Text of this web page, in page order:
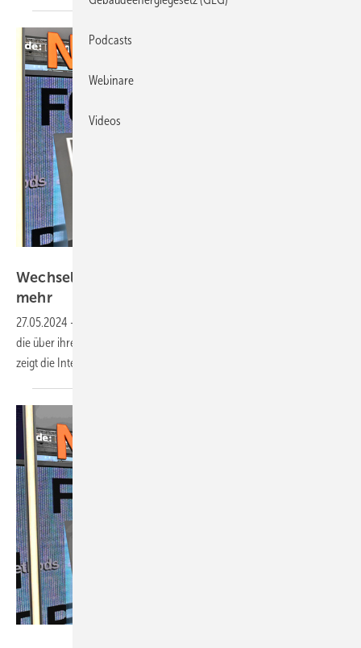
Wechselrichter: Neueste Geräte können immer
mehr
27.05.2024 -
die über ihren ursprünglichen Zweck hinausgehen. Welche das sind,
zeigt die Intersolar Europe im
Podcasts
Webinare
Videos